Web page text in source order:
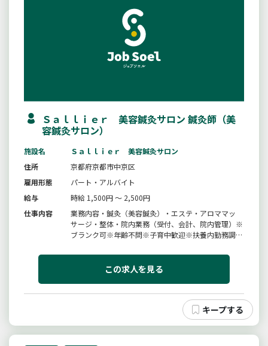
Ｓａｌｌｉｅｒ 美容鍼灸サロン 鍼灸師（美
容鍼灸サロン）
施設名
Ｓａｌｌｉｅｒ 美容鍼灸サロン
住所
京都府京都市中京区
雇用形態
パート・アルバイト
給与
時給 1,500円 ～ 2,500円
仕事内容
業務内容・鍼灸（美容鍼灸）・エステ・アロママッ
サージ・整体・院内業務（受付、会計、院内管理）※
ブランク可※年齢不問※子育中歓迎※扶養内勤務調整
この求人を見る